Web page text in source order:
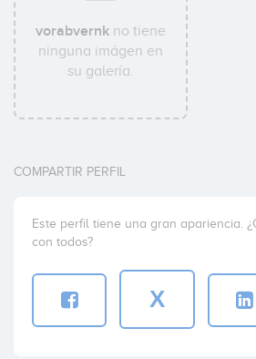
vorabvernk no tiene
ninguna imágen en
su galería.
COMPARTIR PERFIL
Este perfil tiene una gran apariencia.
con todos?
X